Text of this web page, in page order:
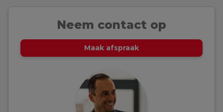
Neem contact op
Maak afspraak